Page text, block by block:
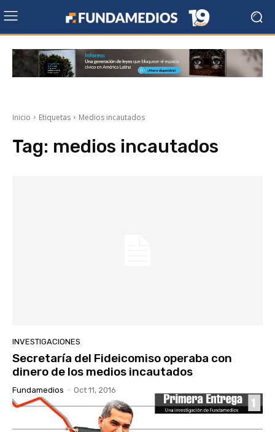
Inicio Etiquetas Medios incautados
Tag: medios incautados
INVESTIGACIONES
Secretaría del Fideicomiso operaba con
dinero de los medios incautados
Fundamedios - Oct 11, 2016